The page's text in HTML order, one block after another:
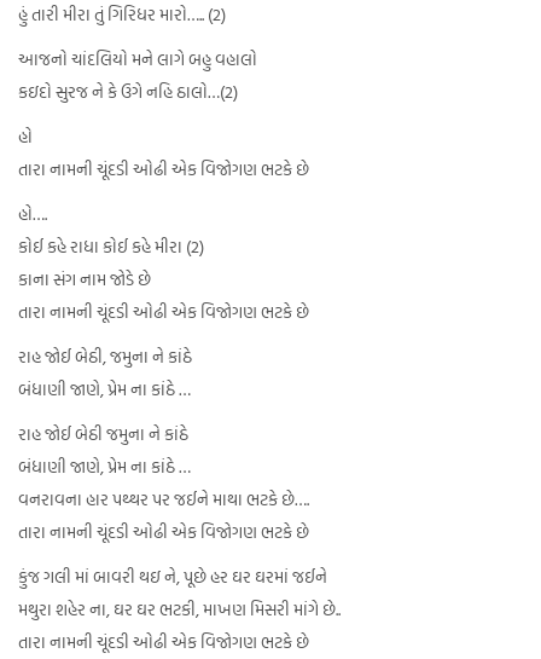
હું તારી મીરા તું ગિરિધર મારો….. (2)
આજનો ચાંદલિયો મને લાગે બહુ વહાલો
કઇદો સુરજ ને કે ઉગે નહિ ઠાલો…(2)
હો
તારા નામની ચૂંદડી ઓઢી એક વિજોગણ ભટકે છે
હો….
કોઈ કહે રાધા કોઈ કહે મીરા (2)
કાના સંગ નામ જોડે છે
તારા નામની ચૂંદડી ઓઢી એક વિજોગણ ભટકે છે
રાહ જોઈ બેઠી, જમુના ને કાંઠે
બંધાણી જાણે, પ્રેમ ના કાંઠે …
રાહ જોઈ બેઠી જમુના ને કાંઠે
બંધાણી જાણે, પ્રેમ ના કાંઠે …
વનરાવના હાર પથ્થર પર જઈને માથા ભટકે છે….
તારા નામની ચૂંદડી ઓઢી એક વિજોગણ ભટકે છે
કુંજ ગલી માં બાવરી થઇ ને, પૂછે હર ઘર ઘરમાં જઈને
મથુરા શહેર ના, ઘર ઘર ભટકી, માખણ મિસરી માંગે છે..
તારા નામની ચૂંદડી ઓઢી એક વિજોગણ ભટકે છે